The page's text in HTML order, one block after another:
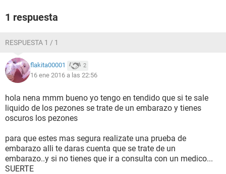
1 respuesta
RESPUESTA 1 / 1
flakita00001 2
16 ene 2016 a las 22:56
hola nena mmm bueno yo tengo en tendido que si te sale
liquido de los pezones se trate de un embarazo y tienes
oscuros los pezones
para que estes mas segura realizate una prueba de
embarazo alli te daras cuenta que se trate de un
embarazo..y si no tienes que ir a consulta con un medico...
SUERTE